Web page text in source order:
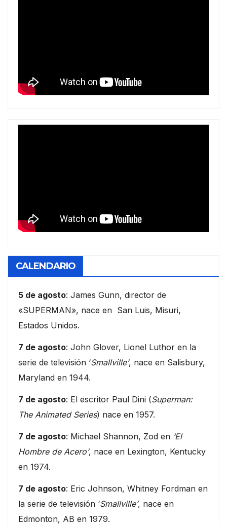
CALENDARIO
5 de agosto: James Gunn, director de
«SUPERMAN», nace en San Luis, Misuri,
Estados Unidos.
7 de agosto: John Glover, Lionel Luthor en la
serie de televisión ‘Smallville’, nace en Salisbury,
Maryland en 1944.
7 de agosto: El escritor Paul Dini (Superman:
The Animated Series) nace en 1957.
7 de agosto: Michael Shannon, Zod en ‘El
Hombre de Acero’, nace en Lexington, Kentucky
en 1974.
7 de agosto: Eric Johnson, Whitney Fordman en
la serie de televisión ‘Smallville’, nace en
Edmonton, AB en 1979.